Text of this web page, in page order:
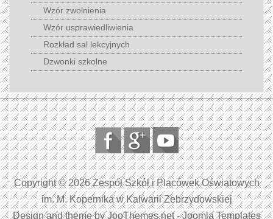
Wzór zwolnienia
Wzór usprawiedliwienia
Rozkład sal lekcyjnych
Dzwonki szkolne
Copyright © 2026 Zespół Szkół i Placówek Oświatowych
im. M. Kopernika w Kalwarii Zebrzydowskiej
Design and theme by JooThemes.net -Joomla Templates